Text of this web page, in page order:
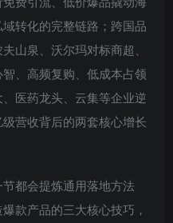
转化的完整链路；跨国品
山泉、沃尔玛对标商超、
、高频复购、低成本占领
医药龙头、云集等企业逆
营收背后的两套核心增长
都会提炼通用落地方法
款产品的三大核心技巧，